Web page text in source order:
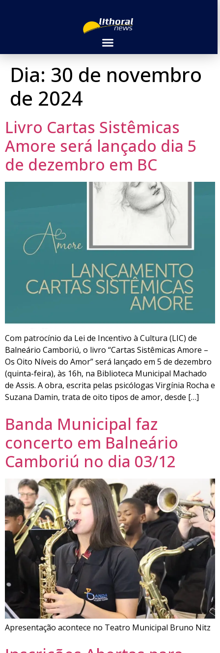
Dia: 30 de novembro
de 2024
Livro Cartas Sistêmicas
Amore será lançado dia 5
de dezembro em BC
Com patrocínio da Lei de Incentivo à Cultura (LIC) de
Balneário Camboriú, o livro “Cartas Sistêmicas Amore –
Os Oito Níveis do Amor” será lançado em 5 de dezembro
(quinta-feira), às 16h, na Biblioteca Municipal Machado
de Assis. A obra, escrita pelas psicólogas Virgínia Rocha e
Suzana Damin, trata de oito tipos de amor, desde […]
Banda Municipal faz
concerto em Balneário
Camboriú no dia 03/12
Apresentação acontece no Teatro Municipal Bruno Nitz